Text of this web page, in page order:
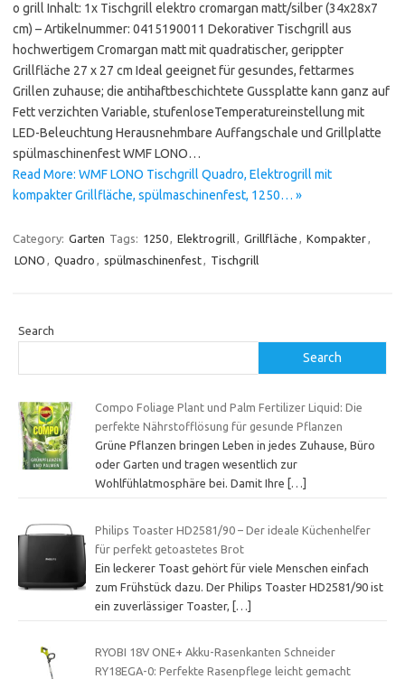
o grill Inhalt: 1x Tischgrill elektro cromargan matt/silber (34x28x7
cm) – Artikelnummer: 0415190011 Dekorativer Tischgrill aus
hochwertigem Cromargan matt mit quadratischer, gerippter
Grillfläche 27 x 27 cm Ideal geeignet für gesundes, fettarmes
Grillen zuhause; die antihaftbeschichtete Gussplatte kann ganz auf
Fett verzichten Variable, stufenloseTemperatureinstellung mit
LED-Beleuchtung Herausnehmbare Auffangschale und Grillplatte
spülmaschinenfest WMF LONO…
Read More: WMF LONO Tischgrill Quadro, Elektrogrill mit
kompakter Grillfläche, spülmaschinenfest, 1250… »
Category: Garten Tags: 1250, Elektrogrill, Grillfläche , Kompakter,
LONO , Quadro , spülmaschinenfest, Tischgrill
Search
Search
Compo Foliage Plant und Palm Fertilizer Liquid: Die
perfekte Nährstofflösung für gesunde Pflanzen
Grüne Pflanzen bringen Leben in jedes Zuhause, Büro
oder Garten und tragen wesentlich zur
Wohlfühlatmosphäre bei. Damit Ihre
[…]
Philips Toaster HD2581/90 – Der ideale Küchenhelfer
für perfekt getoastetes Brot
Ein leckerer Toast gehört für viele Menschen einfach
zum Frühstück dazu. Der Philips Toaster HD2581/90 ist
ein zuverlässiger Toaster, […]
RYOBI 18V ONE+ Akku-Rasenkanten Schneider
RY18EGA-0: Perfekte Rasenpflege leicht gemacht